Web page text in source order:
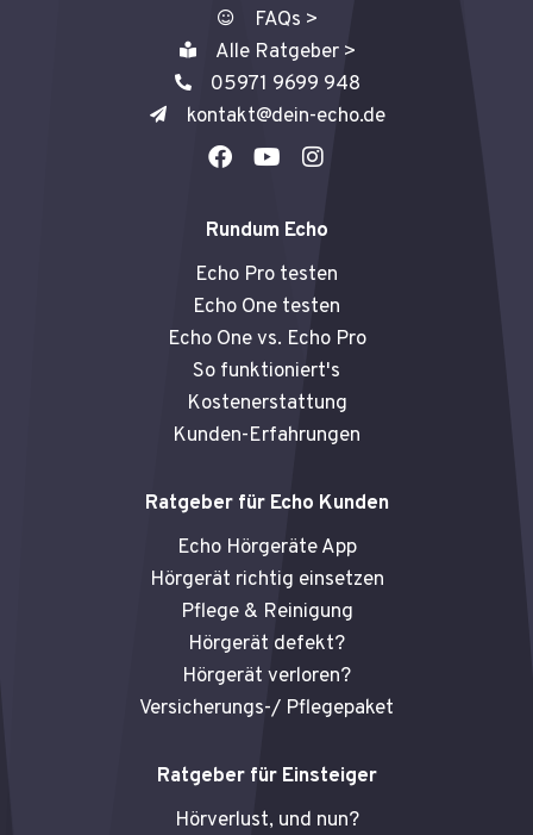
FAQs >
Alle Ratgeber >
05971 9699 948
kontakt@dein-echo.de
F
e
o
o
k
Y
t
b
e
I
t
g
r
a
m
Rundum Echo
Echo Pro testen
Echo One testen
Echo One vs. Echo Pro
So funktioniert's
Kostenerstattung
Kunden-Erfahrungen
Ratgeber für Echo Kunden
Echo Hörgeräte App
Hörgerät richtig einsetzen
Pflege & Reinigung
Hörgerät defekt?
Hörgerät verloren?
Versicherungs-/ Pflegepaket
Ratgeber für Einsteiger
Hörverlust, und nun?